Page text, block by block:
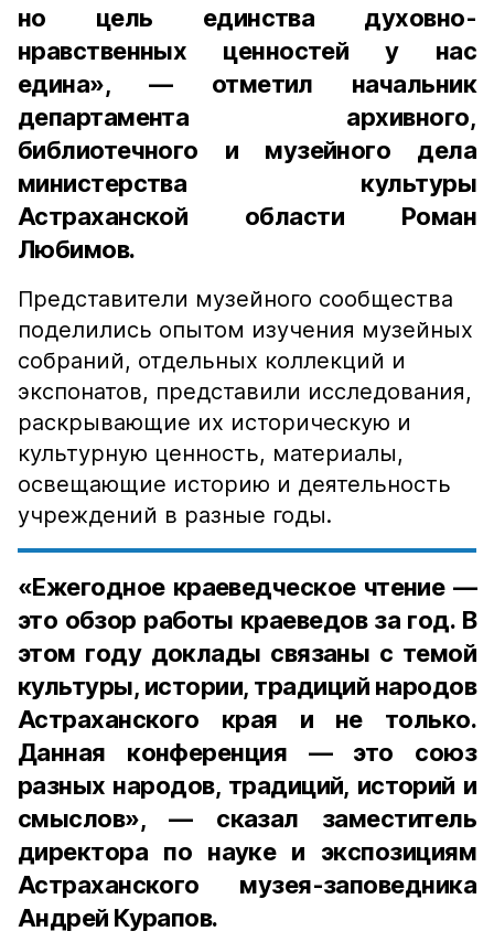
но цель единства духовно-
нравственных ценностей у нас
едина», — отметил начальник
департамента архивного,
библиотечного и музейного дела
министерства культуры
Астраханской области Роман
Любимов.
Представители музейного сообщества
поделились опытом изучения музейных
собраний, отдельных коллекций и
экспонатов, представили исследования,
раскрывающие их историческую и
культурную ценность, материалы,
освещающие историю и деятельность
учреждений в разные годы.
«Ежегодное краеведческое чтение —
это обзор работы краеведов за год. В
этом году доклады связаны с темой
культуры, истории, традиций народов
Астраханского края и не только.
Данная конференция — это союз
разных народов, традиций, историй и
смыслов», — сказал заместитель
директора по науке и экспозициям
Астраханского музея-заповедника
Андрей Курапов.